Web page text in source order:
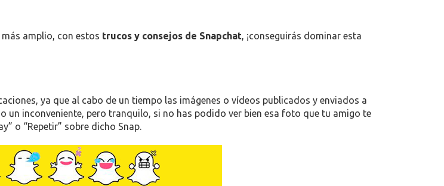
amplio, con estos trucos y consejos de Snapchat, ¡conseguirás dominar esta
ya que al cabo de un tiempo las imágenes o vídeos publicados y enviados a
un inconveniente, pero tranquilo, si no has podido ver bien esa foto que tu amigo te
o “Repetir” sobre dicho Snap.